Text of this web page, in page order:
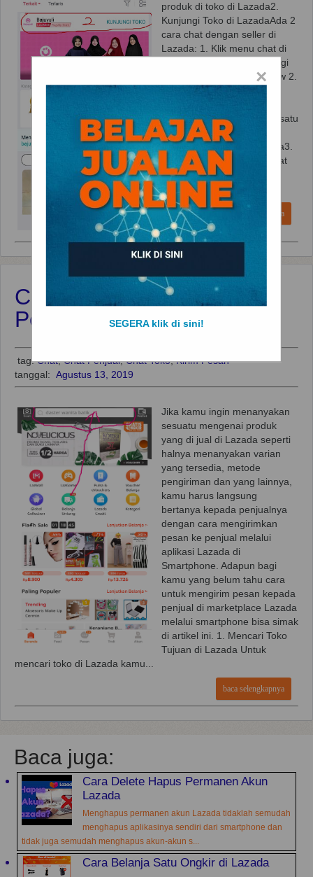
produk di toko di Lazada2.
Kunjungi Toko di LazadaAda 2
cara chat dengan seller di
Lazada: 1. Klik menu chat di
pojok kanan bawah Kunjungi
toko lalu klik menu chat now 2.
Cara kedua, kamu bisa klik
bawahKlik produk di salah satu
toko di LazadaBuka chat di
postingan produk di Lazada3.
Mulailah BerkomunikasiChat
dengan Penjual di
LazadaKomunikasikan...
baca selengkapnya
Cara Kirim Pesan Kepada
Penjual di Lazada
tag:Chat,Chat Penjual,Chat Toko,Kirim Pesan
tanggal: Agustus 13, 2019
Jika kamu ingin menanyakan
sesuatu mengenai produk
yang di jual di Lazada seperti
halnya menanyakan varian
yang tersedia, metode
pengiriman dan yang lainnya,
kamu harus langsung
bertanya kepada penjualnya
dengan cara mengirimkan
pesan ke penjual melalui
aplikasi Lazada di
Smartphone. Adapun bagi
kamu yang belum tahu cara
untuk mengirim pesan kepada
penjual di marketplace Lazada
melalui smartphone bisa simak
di artikel ini. 1. Mencari Toko
Tujuan di Lazada Untuk
mencari toko di Lazada kamu...
baca selengkapnya
Baca juga:
Cara Delete Hapus Permanen Akun
Lazada
Menghapus permanen akun Lazada tidaklah semudah
menghapus aplikasinya sendiri dari smartphone dan
tidak juga semudah menghapus akun-akun s...
Cara Belanja Satu Ongkir di Lazada
×
SEGERA klik di sini!